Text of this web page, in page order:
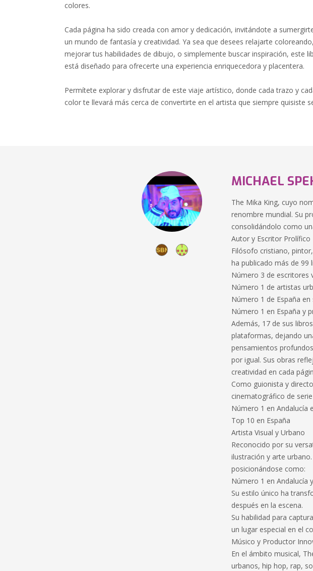
colores.
Cada página ha sido creada con amor y dedicación, invitándote a
un mundo de fantasía y creatividad. Ya sea que desees relajarte coloreando,
mejorar tus habilidades de dibujo, o simplemente buscar inspiración, este
está diseñado para ofrecerte una experiencia enriquecedora y placentera.
Permítete explorar y disfrutar de este viaje artístico, donde cada trazo y
color te llevará más cerca de convertirte en el artista que siempre quisiste
MICHAEL
The Mika King, cuyo
renombre mundial. Su
consolidándolo como
Autor y Escritor Prolífico
Filósofo cristiano,
ha publicado más de 99
Número 3 de escritores
Número 1 de artistas
Número 1 de España
Número 1 en España y
Además, 17 de sus
plataformas, dejando
pensamientos
por igual. Sus obras
creatividad en cada
Como guionista y
cinematográfico de
Número 1 en Andalucía
Top 10 en España
Artista Visual y Urbano
Reconocido por su
ilustración y arte
posicionándose como:
Número 1 en Andalucía
Su estilo único ha
después en la escena.
Su habilidad para
un lugar especial en el
Músico y Productor
En el ámbito musical,
urbanos, hip hop, rap,